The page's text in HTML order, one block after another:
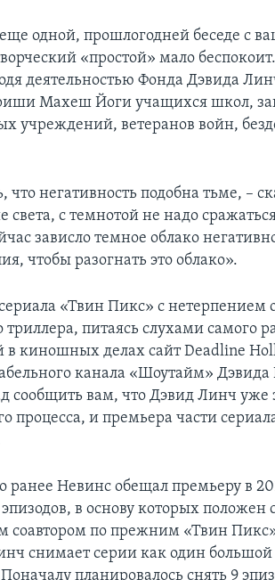
одной, прошлогодней беседе с
«простой» мало
деятельностью Фонда Дэвида
Махеш Йоги учащихся школ,
учреждений, ветеранов войн,
негативность подобна тьме, –
света, с темнотой не надо
зависло темное облако
чтобы разогнать это облако».
«Твин Пикс» с нетерпением
питаясь слухами самого
в киношных делах сайт Deadline
канала «Шоутайм» Дэвида
сообщить вам, что Дэвид Линч уже
процесса, и премьера части
Невинс обещал премьеру в
в основу которых положен
соавтором по прежним «Твин
снимает серии как один
планировалось снять 9